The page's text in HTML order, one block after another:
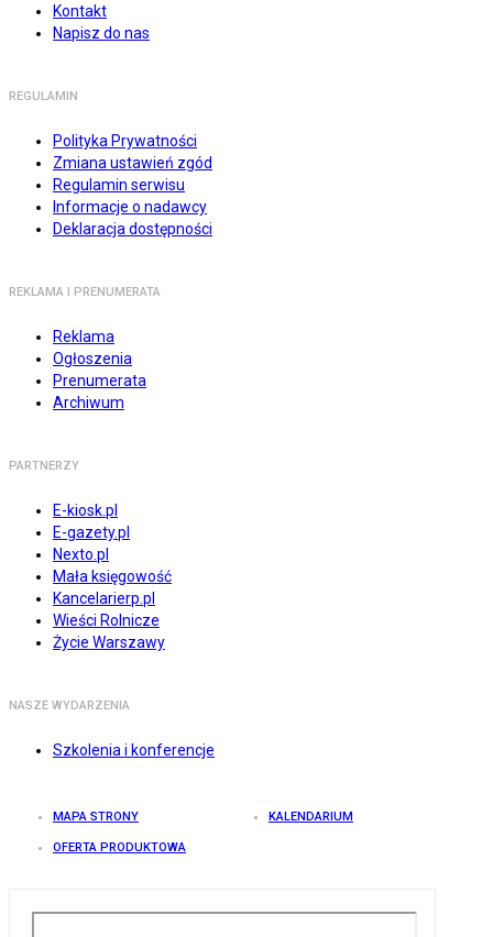
Kontakt
Napisz do nas
REGULAMIN
Polityka Prywatności
Zmiana ustawień zgód
Regulamin serwisu
Informacje o nadawcy
Deklaracja dostępności
REKLAMA I PRENUMERATA
Reklama
Ogłoszenia
Prenumerata
Archiwum
PARTNERZY
E-kiosk.pl
E-gazety.pl
Nexto.pl
Mała księgowość
Kancelarierp.pl
Wieści Rolnicze
Życie Warszawy
NASZE WYDARZENIA
Szkolenia i konferencje
MAPA STRONY KALENDARIUM
OFERTA PRODUKTOWA